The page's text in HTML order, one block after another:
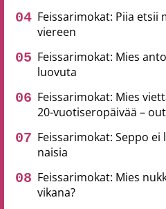
Feissarimokat: Piia etsii
viereen
Feissarimokat: Mies
luovuta
Feissarimokat: Mies
20-vuotiseropäivää –
Feissarimokat: Seppo ei
naisia
Feissarimokat: Mies
vikana?